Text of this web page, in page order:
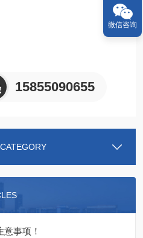
15855090655
事项！
微信咨询